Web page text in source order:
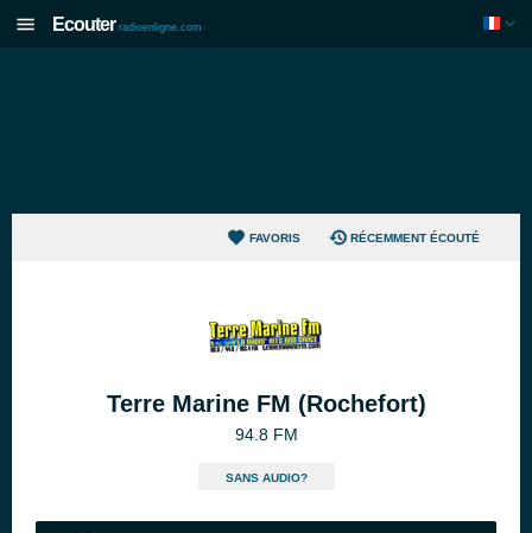
Ecouter radioenligne.com
FAVORIS RÉCEMMENT ÉCOUTÉ
Terre Marine FM (Rochefort)
94.8 FM
SANS AUDIO?